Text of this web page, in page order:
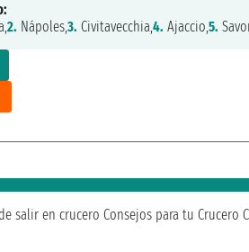
2. Nápoles,3. Civitavecchia,4. Ajaccio,5.
salir en crucero Consejos para tu Crucero